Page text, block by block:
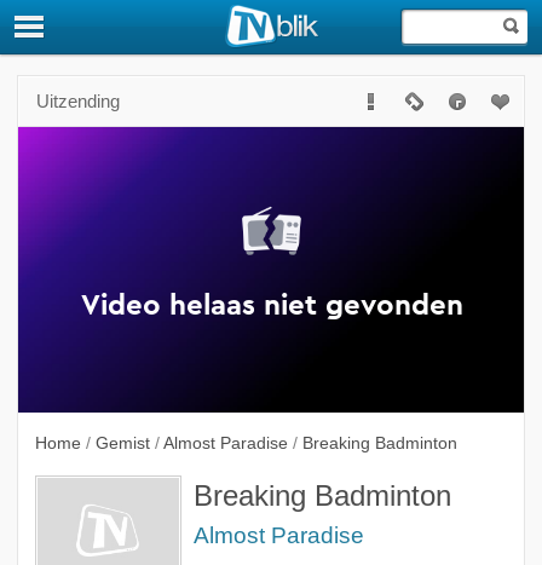
Uitzending
Home / Gemist / Almost Paradise / Breaking Badminton
Breaking Badminton
Almost Paradise